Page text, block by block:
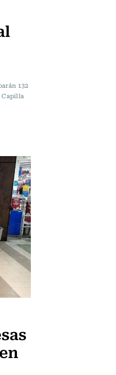
132
Capilla